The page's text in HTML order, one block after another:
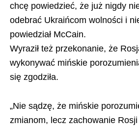
chcę powiedzieć, że już nigdy
odebrać Ukraińcom wolności i
powiedział McCain.
Wyraził też przekonanie, że
wykonywać mińskie
się zgodziła.
„Nie sądzę, że mińskie
zmianom, lecz zachowanie